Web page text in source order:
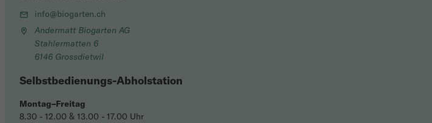
info@biogarten.ch
Andermatt Biogarten AG
Stahlermatten 6
6146 Grossdietwil
Selbstbedienungs-Abholstation
Montag–Freitag
8.30 - 12.00 & 13.00 - 17.00 Uhr